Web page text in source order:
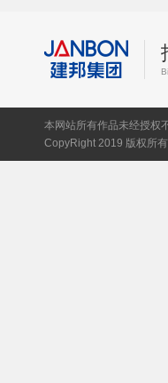
本网站所有作品未经授权
CopyRight 2019 版权所